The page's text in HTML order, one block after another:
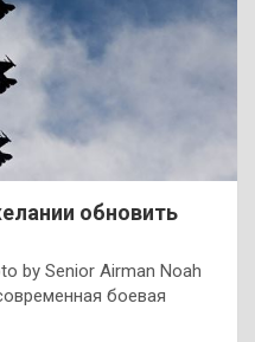
обновить
by Senior Airman Noah
боевая